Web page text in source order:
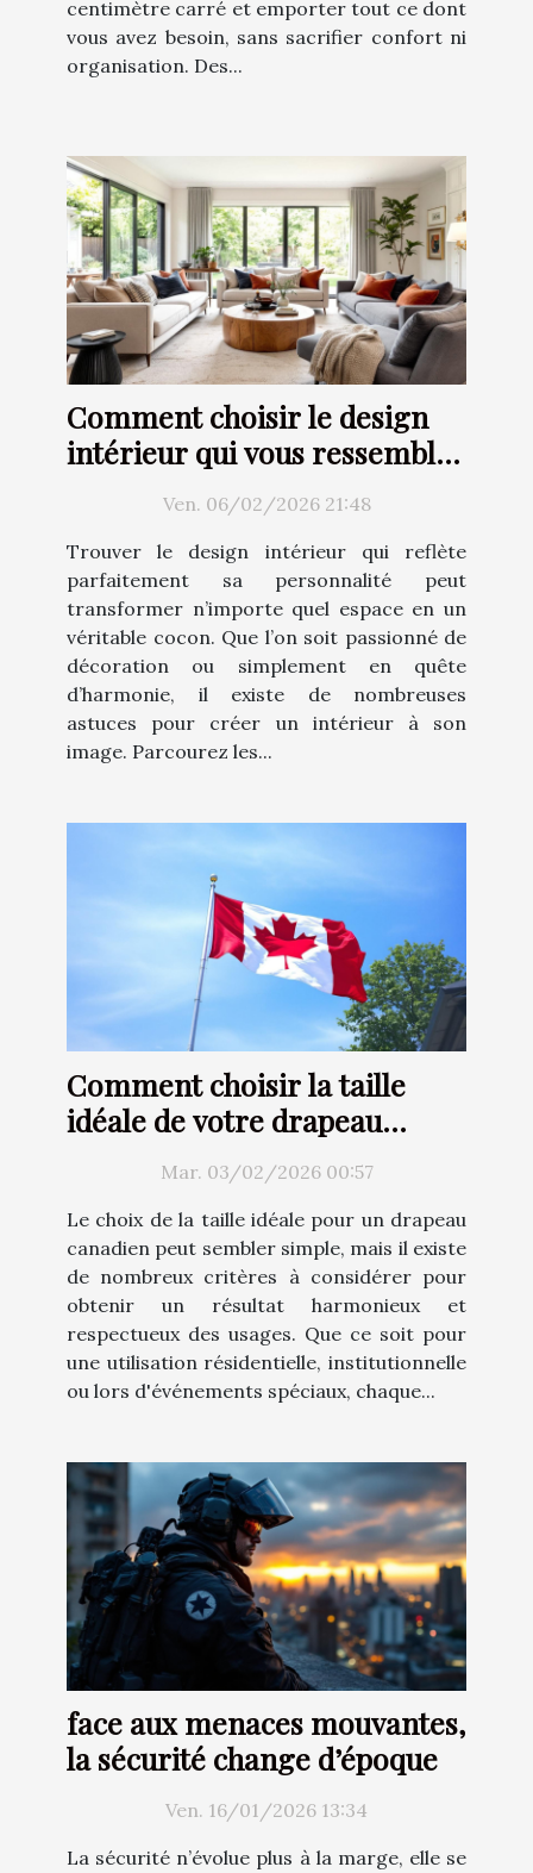
centimètre carré et emporter tout ce dont
vous avez besoin, sans sacrifier confort ni
organisation. Des...
Comment choisir le design
intérieur qui vous ressemble
Ven. 06/02/2026 21:48
Trouver le design intérieur qui reflète
parfaitement sa personnalité peut
transformer n’importe quel espace en un
véritable cocon. Que l’on soit passionné de
décoration ou simplement en quête
d’harmonie, il existe de nombreuses
astuces pour créer un intérieur à son
image. Parcourez les...
Comment choisir la taille
idéale de votre drapeau
canadien ?Mar. 03/02/2026 00:57
Le choix de la taille idéale pour un drapeau
canadien peut sembler simple, mais il existe
de nombreux critères à considérer pour
obtenir un résultat harmonieux et
respectueux des usages. Que ce soit pour
une utilisation résidentielle, institutionnelle
ou lors d'événements spéciaux, chaque...
face aux menaces mouvantes,
la sécurité change d’époque
Ven. 16/01/2026 13:34
La sécurité n’évolue plus à la marge, elle se